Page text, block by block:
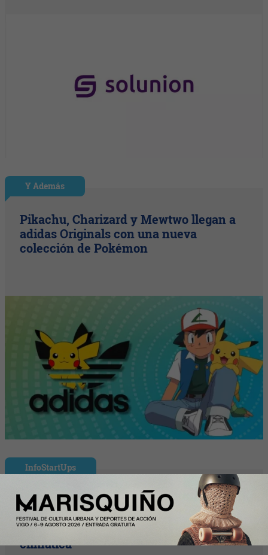
Y Además
Pikachu, Charizard y Mewtwo llegan a
adidas Originals con una nueva
colección de Pokémon
InfoStartUps
Startups por el Clima moviliza al
ecosistema startup para acelerar
soluciones frente a la emergencia
climática